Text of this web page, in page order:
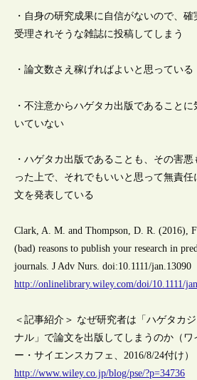
・自身の研究成果に自信がないので、確
受理されそうな雑誌に投稿してしまう
・論文数さえ稼げればよいと思っている
・不注意からハゲタカ出版であることに
いていない
・ハゲタカ出版であることも、その害悪
った上で、それでもいいと思って無責任
文を発表している
Clark, A. M. and Thompson, D. R. (2016),
(bad) reasons to publish your research in
journals. J Adv Nurs. doi:10.1111/jan.13090
http://onlinelibrary.wiley.com/doi/10.1111/
＜記事紹介＞ なぜ研究者は「ハゲタカ
ナル」で論文を出版してしまうのか（ワ
ー・サイエンスカフェ、2016/8/24付け）
http://www.wiley.co.jp/blog/pse/?p=34736